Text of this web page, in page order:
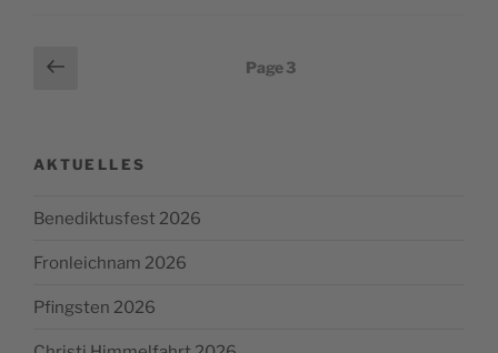
Pagination
Page
Page3
AKTUELLES
Benediktusfest 2026
Fronleichnam 2026
Pfingsten 2026